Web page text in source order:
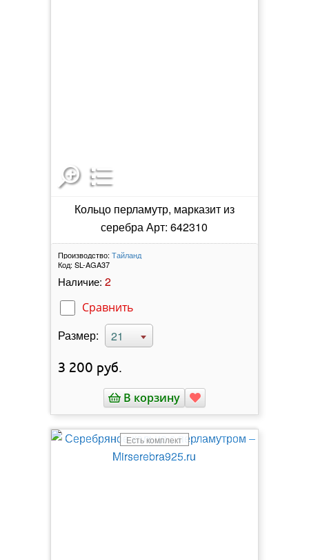
Кольцо перламутр, марказит из
серебра Арт: 642310
Производство: Тайланд
Код: SL-AGA37
Наличие: 2
Сравнить
Размер: 21
3 200 руб.
В корзину
Есть комплект